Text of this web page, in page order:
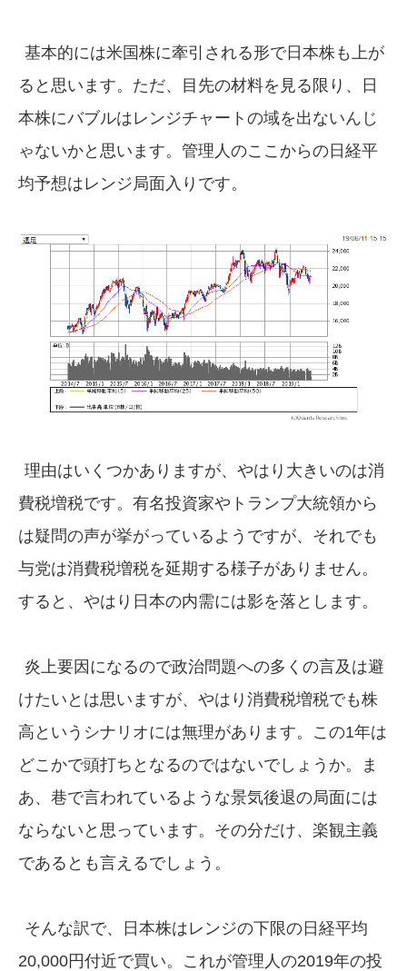
基本的には米国株に牽引される形で日本株も上が
ると思います。ただ、目先の材料を見る限り、日
本株にバブルはレンジチャートの域を出ないんじ
ゃないかと思います。管理人のここからの日経平
均予想はレンジ局面入りです。
理由はいくつかありますが、やはり大きいのは消
費税増税です。有名投資家やトランプ大統領から
は疑問の声が挙がっているようですが、それでも
与党は消費税増税を延期する様子がありません。
すると、やはり日本の内需には影を落とします。
炎上要因になるので政治問題への多くの言及は避
けたいとは思いますが、やはり消費税増税でも株
高というシナリオには無理があります。この1年は
どこかで頭打ちとなるのではないでしょうか。ま
あ、巷で言われているような景気後退の局面には
ならないと思っています。その分だけ、楽観主義
であるとも言えるでしょう。
そんな訳で、日本株はレンジの下限の日経平均
20,000円付近で買い。これが管理人の2019年の投